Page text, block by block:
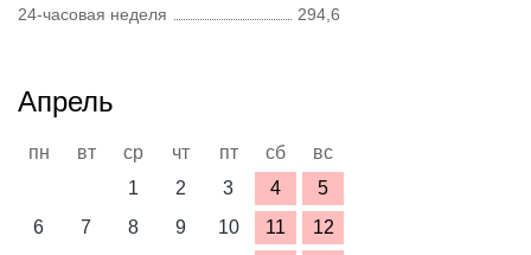
24-часовая неделя
294,6
Апрель
пн вт ср чт пт сб
вс
1
2 3 4
5
6
7 8 9 10 11
12